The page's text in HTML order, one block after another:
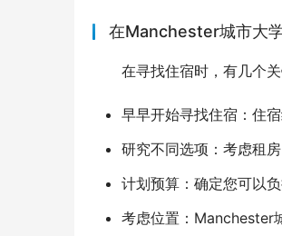
在Manchester城市大
在寻找住宿时，有几个
早早开始寻找住宿：住
研究不同选项：考虑租
计划预算：确定您可以
考虑位置：Manchester